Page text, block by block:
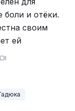
боли и отёки.
своим
ей